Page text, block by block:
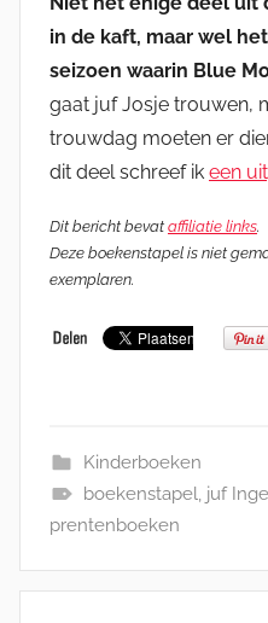
in de kaft, maar wel
seizoen waarin Blue
gaat juf Josje trouwen,
trouwdag moeten er
dit deel schreef ik een
Dit bericht bevat affiliatie links.
Deze boekenstapel is niet
exemplaren.
Kinderboeken
boekenstapel, juf
prentenboeken